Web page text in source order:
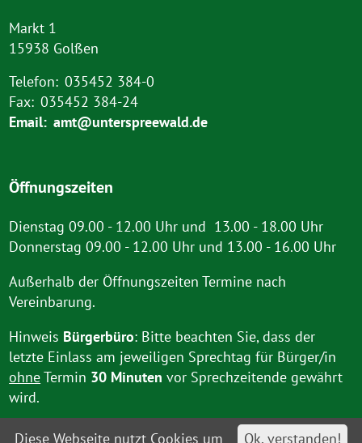
Markt 1
15938 Golßen
Telefon: 035452 384-0
Fax: 035452 384-24
Email: amt@unterspreewald.de
Öffnungszeiten
Dienstag 09.00 - 12.00 Uhr und 13.00 - 18.00 Uhr
Donnerstag 09.00 - 12.00 Uhr und 13.00 - 16.00 Uhr
Außerhalb der Öffnungszeiten Termine nach
Vereinbarung.
Hinweis Bürgerbüro: Bitte beachten Sie, dass der
letzte Einlass am jeweiligen Sprechtag für Bürger/in
ohneTermin 30 Minuten vor Sprechzeitende gewährt
wird.
Ok, verstanden!
Diese Webseite nutzt Cookies um